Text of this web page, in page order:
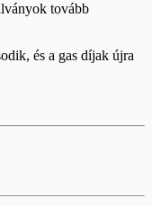
tovább
és a gas díjak újra